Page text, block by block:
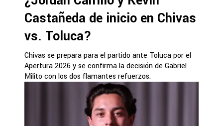
Castañeda de inicio en Chivas
vs. Toluca?
Chivas se prepara para el partido ante Toluca por el
Apertura 2026 y se confirma la decisión de Gabriel
Milito con los dos flamantes refuerzos.